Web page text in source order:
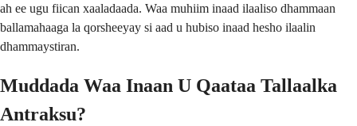
ah ee ugu fiican xaaladaada. Waa muhiim inaad ilaaliso dhammaan
ballamahaaga la qorsheeyay si aad u hubiso inaad hesho ilaalin
dhammaystiran.
Muddada Waa Inaan U Qaataa Tallaalka
Antraksu?